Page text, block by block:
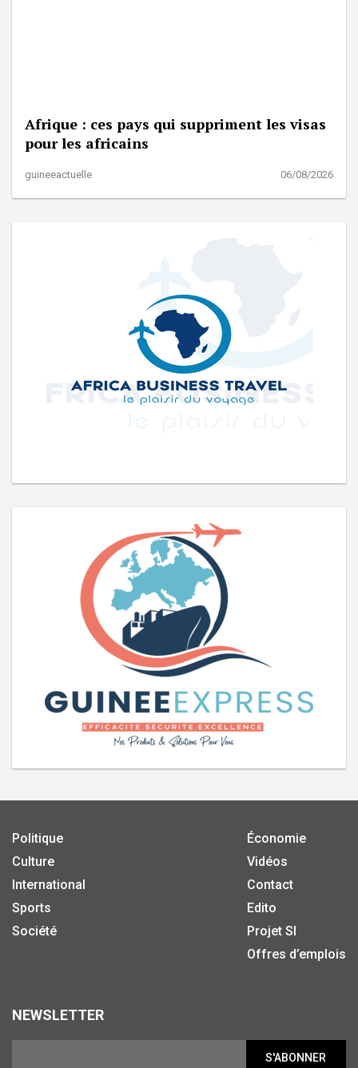
Afrique : ces pays qui suppriment les visas
pour les africains
guineeactuelle 06/08/2026
Politique
Culture
International
Sports
Société
Économie
Vidéos
Contact
Edito
Projet SI
Offres d’emplois
NEWSLETTER
S'ABONNER